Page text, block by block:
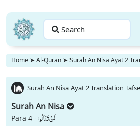
Search
Home ➤ Al-Quran ➤ Surah An Nisa Ayat 2
Surah An Nisa Ayat 2 Translation
Surah An Nisa
Para 4 -لَنْ تَنَالُوا